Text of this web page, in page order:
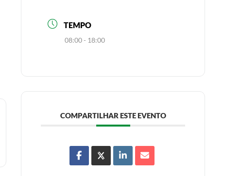
TEMPO
08:00 - 18:00
COMPARTILHAR ESTE EVENTO